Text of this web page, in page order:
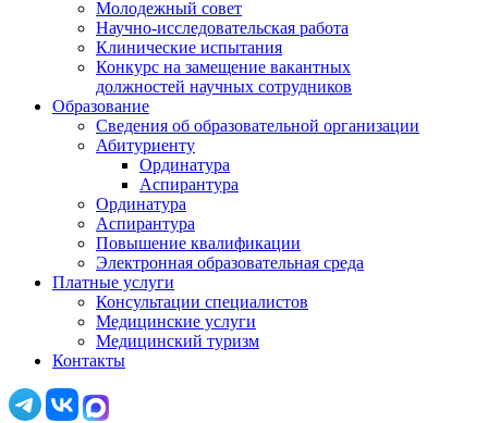
Молодежный совет
Научно-исследовательская работа
Клинические испытания
Конкурс на замещение вакантных
должностей научных сотрудников
Образование
Сведения об образовательной организации
Абитуриенту
Ординатура
Аспирантура
Ординатура
Аспирантура
Повышение квалификации
Электронная образовательная среда
Платные услуги
Консультации специалистов
Медицинские услуги
Медицинский туризм
Контакты